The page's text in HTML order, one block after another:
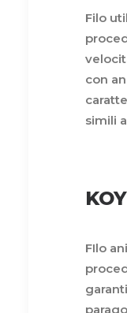
Filo
con
simili
FIlo